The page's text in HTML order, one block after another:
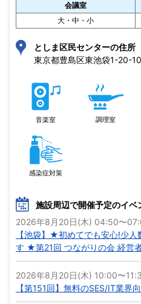
会議室
大・中・小
としま区民センターの住所
東京都豊島区東池袋1-20-10
音楽室 調理室
感染症対策
施設周辺で開催予定のイベ
2026年8月20日(木) 04:50〜
【池袋】★初めてでも安心!少人
す ★第21回 つながりの会 経営
2026年8月20日(木) 10:00〜
【第151回】無料のSES/IT業界